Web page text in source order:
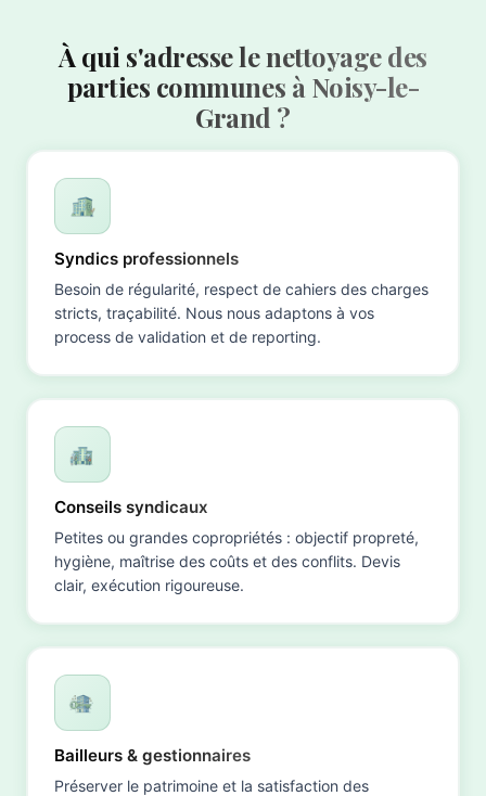
À qui s'adresse le nettoyage des
parties communes à Noisy-le-
Grand ?
Syndics professionnels
Besoin de régularité, respect de cahiers des charges
stricts, traçabilité. Nous nous adaptons à vos
process de validation et de reporting.
Conseils syndicaux
Petites ou grandes copropriétés : objectif propreté,
hygiène, maîtrise des coûts et des conflits. Devis
clair, exécution rigoureuse.
Bailleurs & gestionnaires
Préserver le patrimoine et la satisfaction des